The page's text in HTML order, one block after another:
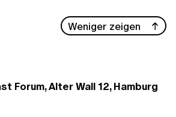
Weniger zeigen
Forum, Alter Wall 12, Hamburg